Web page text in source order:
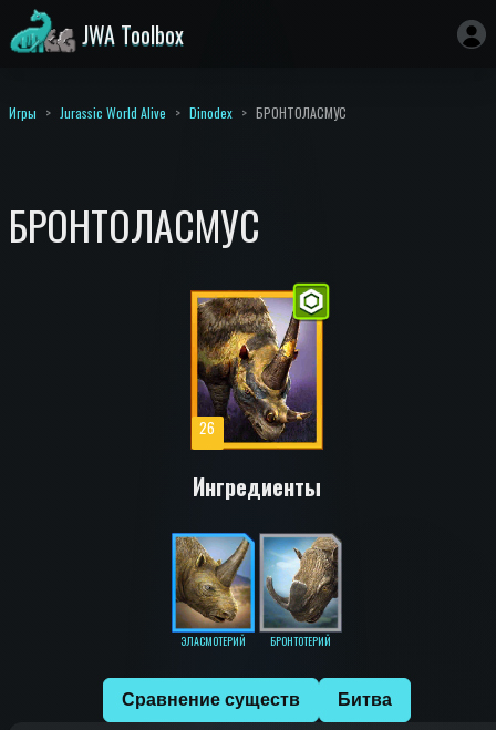
JWA Toolbox
Игры Jurassic World Alive Dinodex БРОНТОЛАСМУС
БРОНТОЛАСМУС
26
Ингредиенты
ЭЛАСМОТЕРИЙ БРОНТОТЕРИЙ
Сравнение существ Битва